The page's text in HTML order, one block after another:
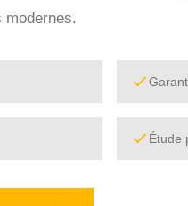
modernes.
Étude